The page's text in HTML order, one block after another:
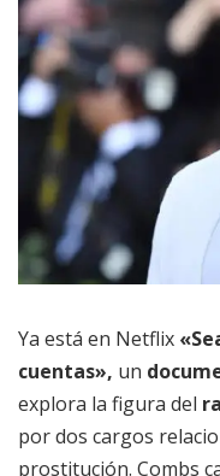
Ya está en Netflix
cuentas», un
explora la figura del
por dos cargos
prostitución. Combs